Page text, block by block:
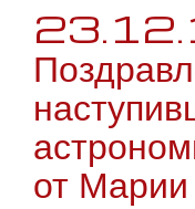
SKIP TO CONTENT
от